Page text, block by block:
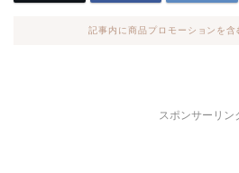
記事内に商品プロモーションを
スポンサーリン